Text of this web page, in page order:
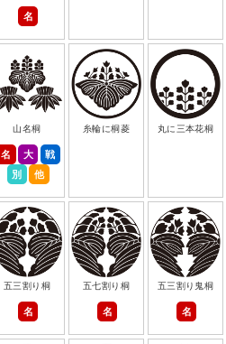
名
山名桐
名 大
戦
別
他
糸輪に桐菱 丸に三本花桐
五三割り桐
名
五七割り桐
名
五三割り鬼桐
名